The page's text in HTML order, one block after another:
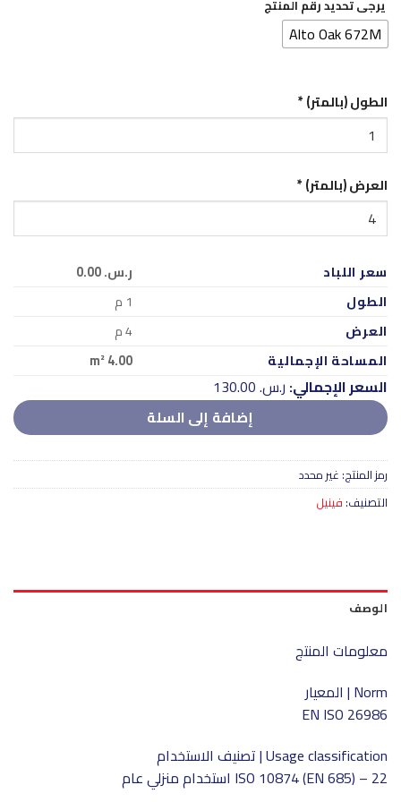
يرجى تحديد رقم المنتج
Alto Oak 672M
الطول (بالمتر)*
العرض (بالمتر)*
سعر اللباد
ر.س.‏ 0.00
الطول
1 م
العرض
4م
المساحة الإجمالية
4.00
m²
السعر الإجمالي: ر.س.‏ 130.00
إضافة إلى السلة
رمز المنتج: غير محدد
التصنيف: فينيل
الوصف
معلومات المنتج
Norm | المعيار
EN ISO 26986
Usage classification | تصنيف الاستخدام
ISO 10874 (EN 685) – 22 استخدام منزلي عام